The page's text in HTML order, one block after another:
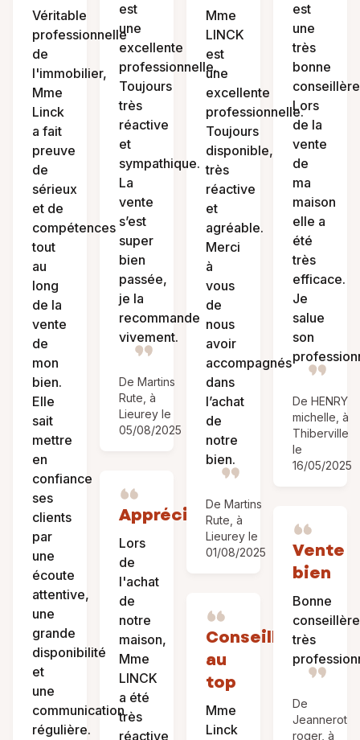
Véritable
professionnelle
de
l'immobilier,
Mme
Linck
a fait
preuve
de
sérieux
et de
compétences
tout
au
long
de la
vente
de
mon
bien.
Elle
sait
mettre
en
confiance
ses
clients
par
une
écoute
attentive,
une
grande
disponibilité
et
une
communication
régulière.
est
une
excellente
professionnelle.
Toujours
très
réactive
et
sympathique.
La
vente
s’est
super
bien
passée,
je la
recommande
vivement.
De Martins
Rute, à
Lieurey le
05/08/2025
Appréciations
Lors
de
l'achat
de
notre
maison,
Mme
LINCK
a été
très
réactive
Mme
LINCK
est
une
excellente
professionnelle.
Toujours
disponible,
très
réactive
et
agréable.
Merci
à
vous
de
nous
avoir
accompagnés
dans
l’achat
de
notre
bien.
De Martins
Rute, à
Lieurey le
01/08/2025
Conseillère
au
top
Mme
Linck
est
une
très
bonne
Lors
de la
vente
de
ma
maison
elle a
été
très
efficace.
Je
salue
son
De HENRY
michelle, à
Thiberville
le
16/05/2025
Vente
bien
Bonne
très
De
Jeannerot
roger, à